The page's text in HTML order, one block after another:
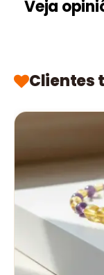
Veja
Clientes